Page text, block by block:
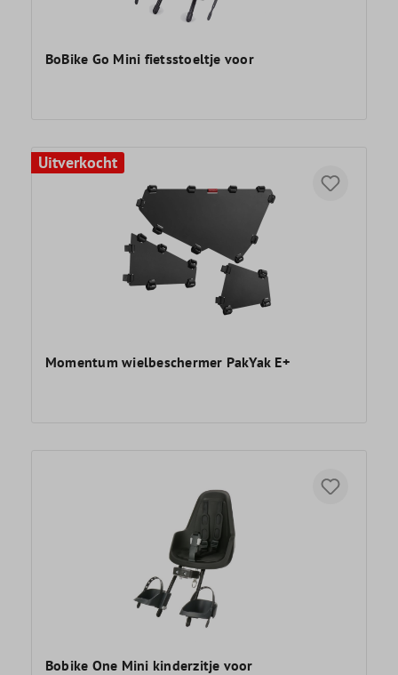
BoBike Go Mini fietsstoeltje voor
Uitverkocht
Momentum wielbeschermer PakYak E+
Bobike One Mini kinderzitje voor